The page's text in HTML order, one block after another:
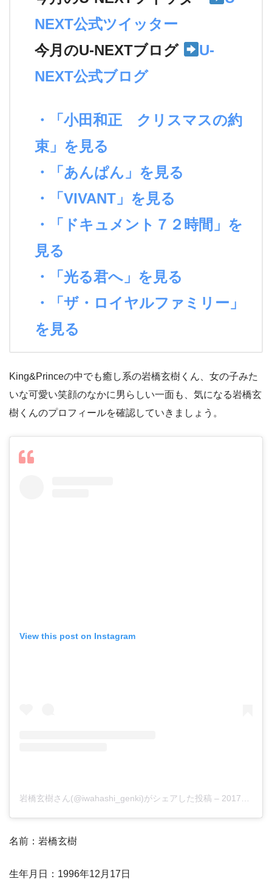
NEXT公式ツイッター
今月のU-NEXTブログ
U-
NEXT公式ブログ
・「小田和正 クリスマスの約
束」を見る
・「あんぱん」を見る
・「VIVANT」を見る
・「ドキュメント７２時間」を
見る
・「光る君へ」を見る
・「ザ・ロイヤルファミリー」
を見る
King&Princeの中でも癒し系の岩橋玄樹くん、女の子みた
いな可愛い笑顔のなかに男らしい一面も、気になる岩橋玄
樹くんのプロフィールを確認していきましょう。
View this post on Instagram
岩橋玄樹さん(@iwahashi_genki)がシェアした投稿 – 2017年11月月15日午後8時02分PST
名前：岩橋玄樹
生年月日：1996年12月17日